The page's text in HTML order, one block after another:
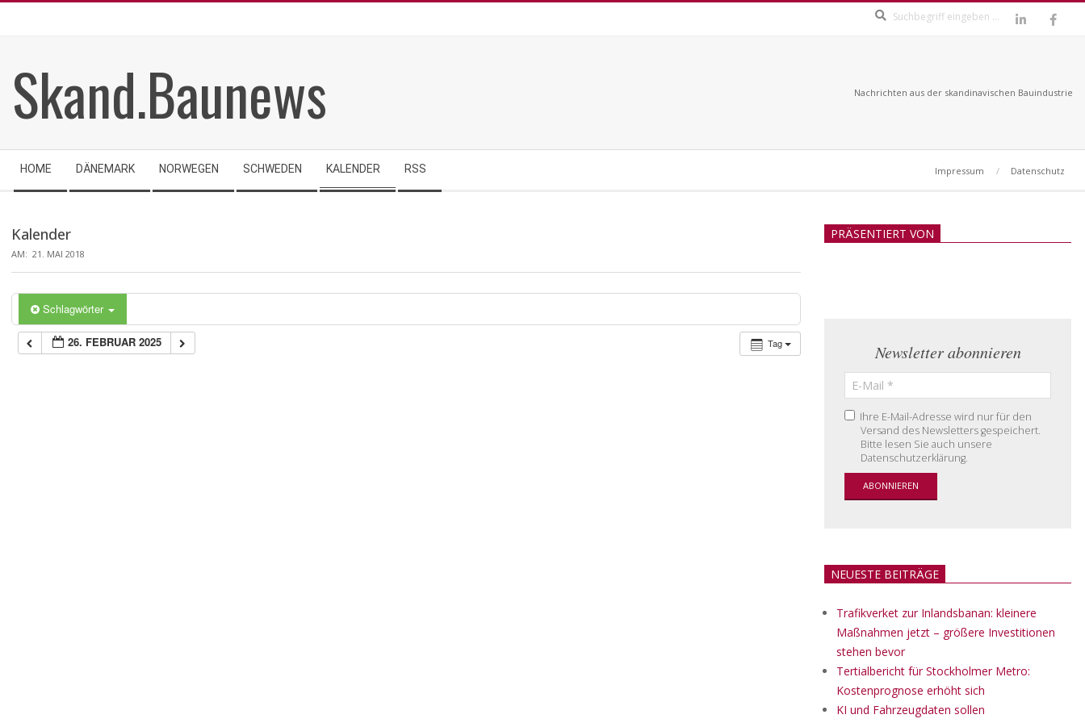
Skand.Baunews Nachrichten aus der skandinavischen Bauindustrie
Navigation
Menu
HOME DÄNEMARK NORWEGEN SCHWEDEN KALENDER RSS Impressum Datenschutz
Kalender
AM: 21. MAI 2018
Schlagwörter
Tag
26. FEBRUAR 2025
PRÄSENTIERT VON
Newsletter abonnieren
Ihre E-Mail-Adresse wird nur für den
Versand des Newsletters gespeichert.
Bitte lesen Sie auch unsere
Datenschutzerklärung.
NEUESTE BEITRÄGE
Trafikverket zur Inlandsbanan: kleinere
Maßnahmen jetzt – größere Investitionen
stehen bevor
Tertialbericht für Stockholmer Metro:
Kostenprognose erhöht sich
KI und Fahrzeugdaten sollen